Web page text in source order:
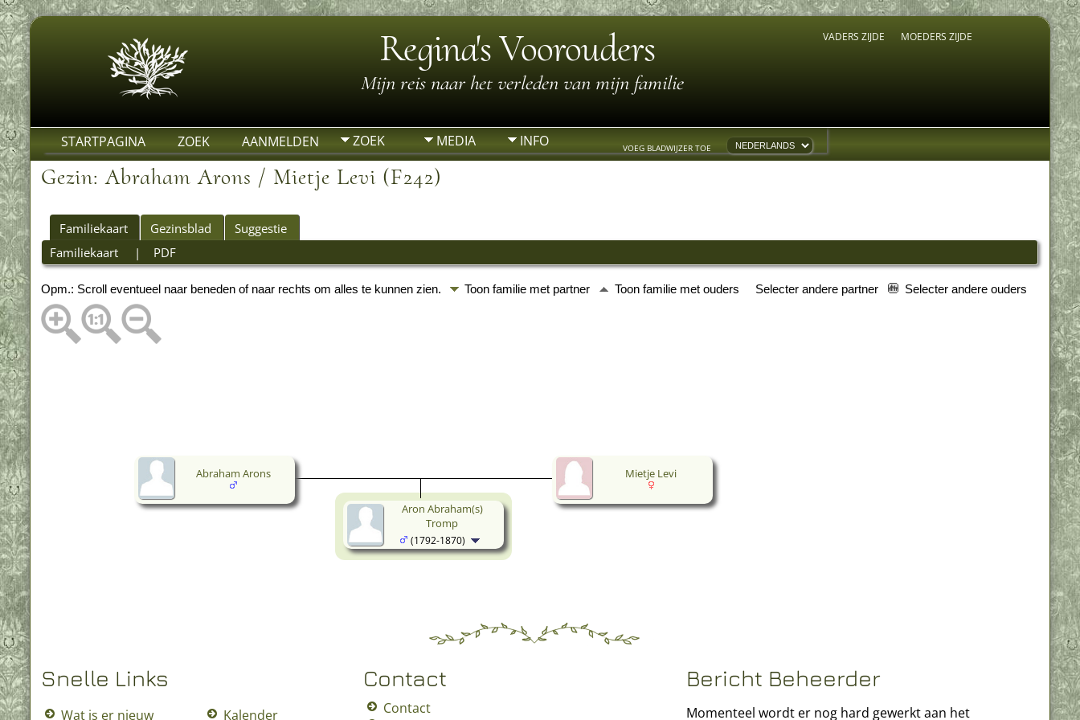
Regina's Voorouders
Mijn reis naar het verleden van mijn familie
VADERS ZIJDE MOEDERS ZIJDE
STARTPAGINA ZOEK AANMELDEN ZOEK MEDIA INFO VOEG BLADWIJZER TOE
Gezin: Abraham Arons / Mietje Levi (F242)
Familiekaart Gezinsblad
Suggestie
Familiekaart
| PDF
Opm.: Scroll eventueel naar beneden of naar rechts om alles te kunnen zien. Toon familie met partner Toon familie met ouders Selecter andere partner Selecter andere ouders
Abraham Arons Mietje Levi
Aron Abraham(s)
Tromp
(1792-1870)
Snelle Links
Wat is er nieuw Kalender
Contact
Contact
Bericht Beheerder
Momenteel wordt er nog hard gewerkt aan het